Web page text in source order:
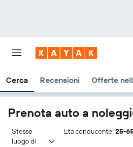
Cerca Recensioni Offerte
Prenota auto a
Stesso
luogo di
Età conducente: 25-